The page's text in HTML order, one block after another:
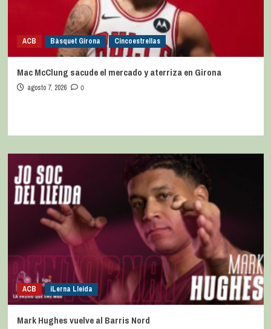
ACB Bàsquet Girona Cincoestrellas
Mac McClung sacude el mercado y aterriza en Girona
agosto 7, 2026 0
ACB iLerna Lleida
Mark Hughes vuelve al Barris Nord